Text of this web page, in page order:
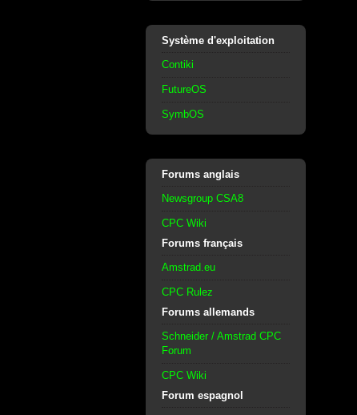
Système d'exploitation
Contiki
FutureOS
SymbOS
Forums anglais
Newsgroup CSA8
CPC Wiki
Forums français
Amstrad.eu
CPC Rulez
Forums allemands
Schneider / Amstrad CPC
Forum
CPC Wiki
Forum espagnol